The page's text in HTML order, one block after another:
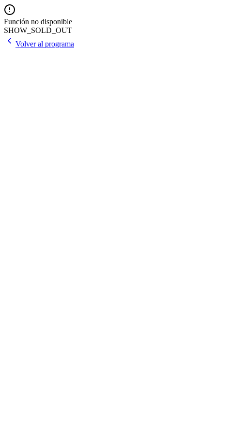
Función no disponible
SHOW_SOLD_OUT
Volver al programa